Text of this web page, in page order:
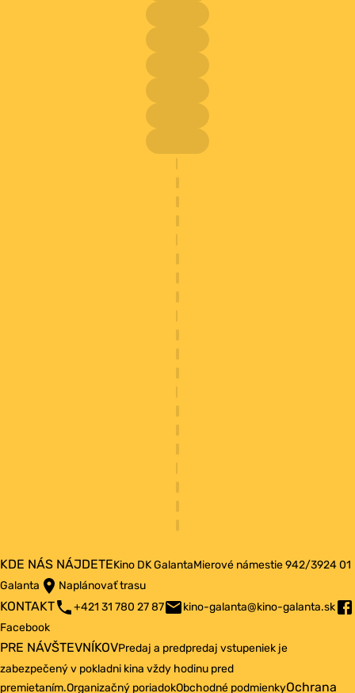
KDE NÁS NÁJDETEKino DK GalantaMierové námestie 942/3924 01
Galanta
Naplánovať trasu
KONTAKT +421 31 780 27 87
kino-galanta@kino-galanta.sk
Facebook
PRE NÁVŠTEVNÍKOVPredaj a predpredaj vstupeniek je
zabezpečený v pokladni kina vždy hodinu pred
premietaním.Organizačný poriadokObchodné podmienkyOchrana